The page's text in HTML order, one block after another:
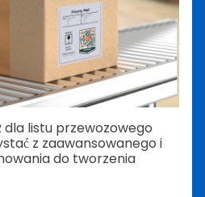
dla listu przewozowego
z zaawansowanego i
do tworzenia